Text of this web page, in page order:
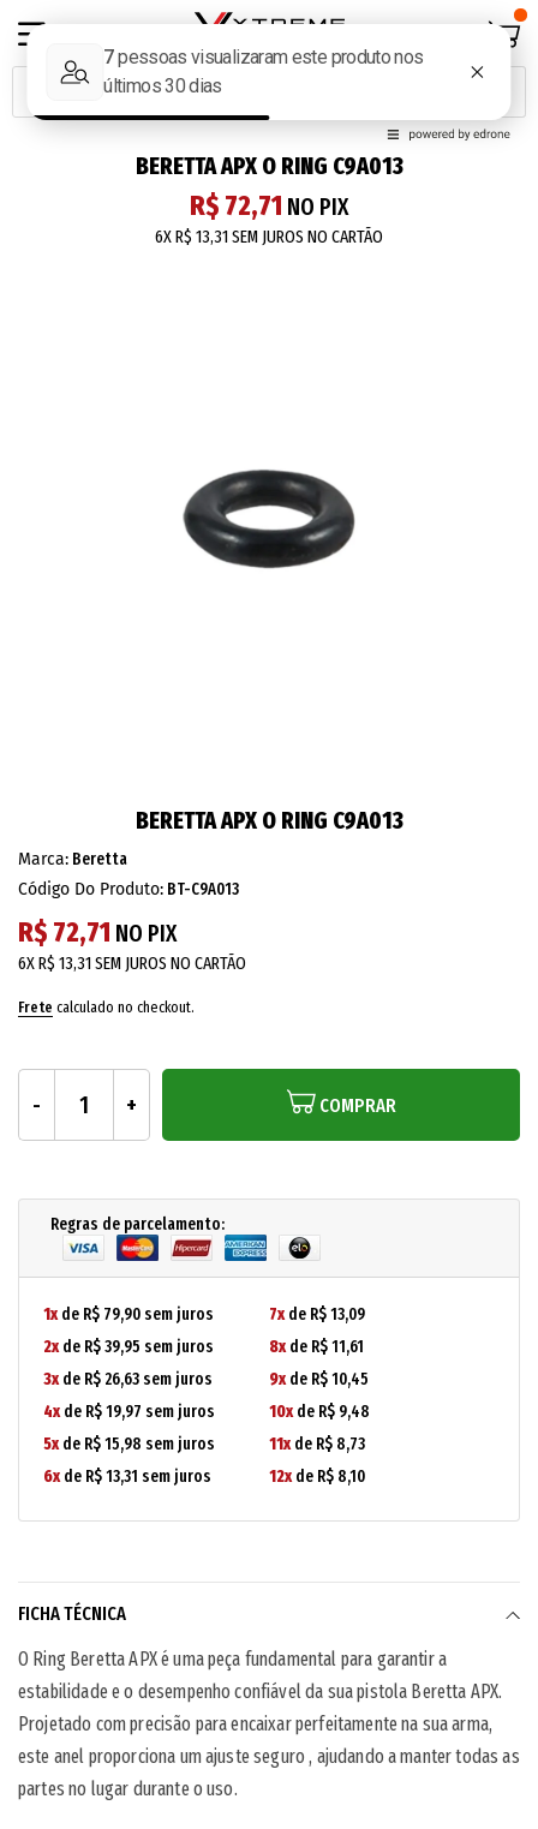
BERETTA APX O RING C9A013
R$ 72,71 NO PIX
6XR$ 13,31SEM JUROS NO CARTÃO
BERETTA APX O RING C9A013
Marca: Beretta
Código Do Produto: BT-C9A013
R$ 72,71 NO PIX
6XR$ 13,31SEM JUROS NO CARTÃO
Frete calculado no checkout.
COMPRAR
Regras de parcelamento:
1xde R$ 79,90 sem juros
2xde R$ 39,95 sem juros
3xde R$ 26,63 sem juros
4xde R$ 19,97 sem juros
5xde R$ 15,98 sem juros
6xde R$ 13,31 sem juros
7xde R$ 13,09
8xde R$ 11,61
9xde R$ 10,45
10xde R$ 9,48
11xde R$ 8,73
12xde R$ 8,10
FICHA TÉCNICA
O Ring Beretta APX é uma peça fundamental para garantir a
estabilidade e o desempenho confiável da sua pistola Beretta APX.
Projetado com precisão para encaixar perfeitamente na sua arma,
este anel proporciona um ajuste seguro , ajudando a manter todas as
partes no lugar durante o uso.